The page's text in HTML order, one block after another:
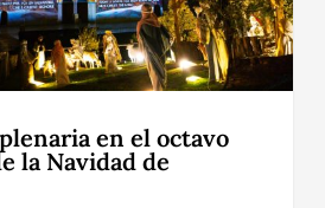
en el octavo
la Navidad de